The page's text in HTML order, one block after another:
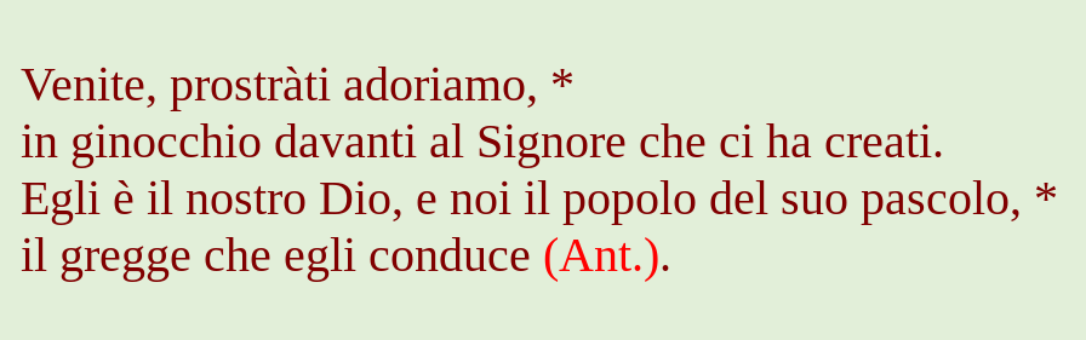
Venite,prostràti adoriamo, *
in ginocchio davanti al Signore che ci ha creati.
Egli è il nostro Dio, e noi il popolo del suo pascolo, *
il gregge che egli conduce (Ant.).